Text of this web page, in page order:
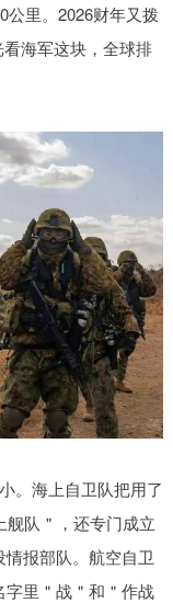
公里。2026财年又拨
海军这块，全球排
。海上自卫队把用了
队＂，还专门成立
报部队。航空自卫
里＂战＂和＂作战